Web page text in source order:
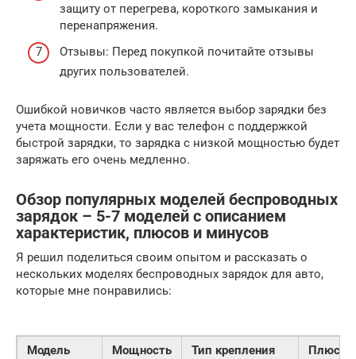
защиту от перегрева, короткого замыкания и
перенапряжения.
Отзывы: Перед покупкой почитайте отзывы
других пользователей.
Ошибкой новичков часто является выбор зарядки без
учета мощности. Если у вас телефон с поддержкой
быстрой зарядки, то зарядка с низкой мощностью будет
заряжать его очень медленно.
Обзор популярных моделей беспроводных
зарядок – 5-7 моделей с описанием
характеристик, плюсов и минусов
Я решил поделиться своим опытом и рассказать о
нескольких моделях беспроводных зарядок для авто,
которые мне понравились:
Модель Мощность Тип крепления Плюсы